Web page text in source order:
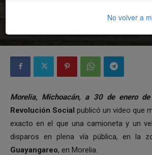
Lomas de Guayangareo,
Morelia, Michoacán, a 30 de enero
Revolución Social publicó un video que
exacto en el que una camioneta y un
disparos en plena vía pública, en la
Guayangareo, en Morelia.
No volver a